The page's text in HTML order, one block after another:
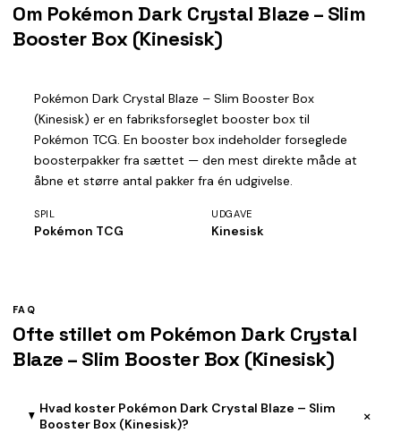
Om Pokémon Dark Crystal Blaze – Slim
Booster Box (Kinesisk)
Pokémon Dark Crystal Blaze – Slim Booster Box
(Kinesisk) er en fabriksforseglet booster box til
Pokémon TCG. En booster box indeholder forseglede
boosterpakker fra sættet — den mest direkte måde at
åbne et større antal pakker fra én udgivelse.
SPIL
Pokémon TCG
UDGAVE
Kinesisk
FAQ
Ofte stillet om Pokémon Dark Crystal
Blaze – Slim Booster Box (Kinesisk)
Hvad koster Pokémon Dark Crystal Blaze – Slim
Booster Box (Kinesisk)?
+